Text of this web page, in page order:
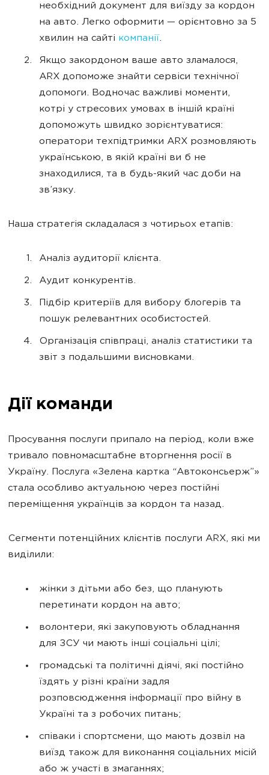
необхідний документ для виїзду за кордон
на авто. Легко оформити — орієнтовно за 5
хвилин на сайті компанії.
Якщо закордоном ваше авто зламалося,
ARX допоможе знайти сервіси технічної
допомоги. Водночас важливі моменти,
котрі у стресових умовах в іншій країні
допоможуть швидко зорієнтуватися:
оператори техпідтримки ARX розмовляють
українською, в якій країні ви б не
знаходилися, та в будь-який час доби на
зв’язку.
Наша стратегія складалася з чотирьох етапів:
Аналіз аудиторії клієнта.
Аудит конкурентів.
Підбір критеріїв для вибору блогерів та
пошук релевантних особистостей.
Організація співпраці, аналіз статистики та
звіт з подальшими висновками.
Дії команди
Просування послуги припало на період, коли вже
тривало повномасштабне вторгнення росії в
Україну. Послуга «Зелена картка “Автоконсьерж”»
стала особливо актуальною через постійні
переміщення українців за кордон та назад.
Сегменти потенційних клієнтів послуги ARX, які ми
виділили:
жінки з дітьми або без, що планують
перетинати кордон на авто;
волонтери, які закуповують обладнання
для ЗСУ чи мають інші соціальні цілі;
громадські та політичні діячі, які постійно
їздять у різні країни задля
розповсюдження інформації про війну в
Україні та з робочих питань;
співаки і спортсмени, що мають дозвіл на
виїзд також для виконання соціальних місій
або ж участі в змаганнях;